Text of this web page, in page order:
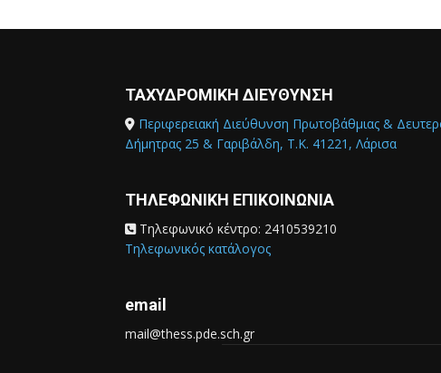
ΤΑΧΥΔΡΟΜΙΚΗ ΔΙΕΥΘΥΝΣΗ
Περιφερειακή Διεύθυνση Πρωτοβάθμιας &
Δήμητρας 25 & Γαριβάλδη, Τ.Κ. 41221, Λάρισα
ΤΗΛΕΦΩΝΙΚΗ ΕΠΙΚΟΙΝΩΝΙΑ
Τηλεφωνικό κέντρο: 2410539210
Τηλεφωνικός κατάλογος
email
mail@thess.pde.sch.gr